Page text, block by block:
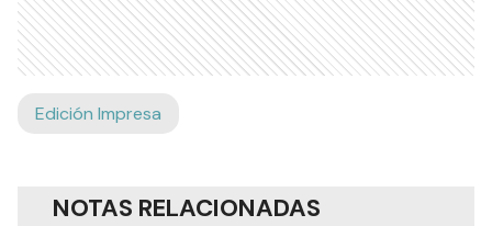
Edición Impresa
NOTAS RELACIONADAS